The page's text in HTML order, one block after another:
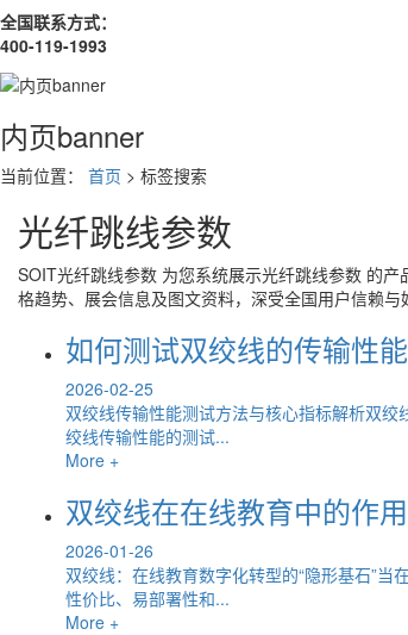
全国联系方式：
400-119-1993
内页banner
当前位置： 首页 > 标签搜索
光纤跳线参数
SOIT光纤跳线参数 为您系统展示光纤跳线参数 的产
格趋势、展会信息及图文资料，深受全国用户信赖与
如何测试双绞线的传输性能
2026-02-25
双绞线传输性能测试方法与核心指标解析双
绞线传输性能的测试...
More +
双绞线在在线教育中的作用
2026-01-26
双绞线：在线教育数字化转型的“隐形基石”
性价比、易部署性和...
More +